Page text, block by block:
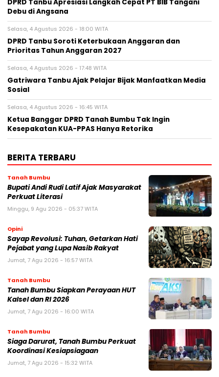
DPRD Tanbu Apresiasi Langkah Cepat PT BIB Tangani
Debu di Angsana
Selasa, 4 Agustus 2026 - 18:00 WITA
DPRD Tanbu Soroti Keterbukaan Anggaran dan
Prioritas Tahun Anggaran 2027
Selasa, 4 Agustus 2026 - 17:48 WITA
Gatriwara Tanbu Ajak Pelajar Bijak Manfaatkan Media
Sosial
Selasa, 4 Agustus 2026 - 16:45 WITA
Ketua Banggar DPRD Tanah Bumbu Tak Ingin
Kesepakatan KUA-PPAS Hanya Retorika
BERITA TERBARU
Tanah Bumbu
Bupati Andi Rudi Latif Ajak Masyarakat
Perkuat Literasi
Minggu, 9 Agu 2026 - 05:37 WITA
Opini
Sayap Revolusi: Tuhan, Getarkan Hati
Pejabat yang Lupa Nasib Rakyat
Jumat, 7 Agu 2026 - 16:57 WITA
Tanah Bumbu
Tanah Bumbu Siapkan Perayaan HUT
Kalsel dan RI 2026
Jumat, 7 Agu 2026 - 16:00 WITA
Tanah Bumbu
Siaga Darurat, Tanah Bumbu Perkuat
Koordinasi Kesiapsiagaan
Jumat, 7 Agu 2026 - 15:32 WITA